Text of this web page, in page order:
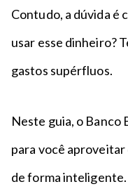
Contudo, a dúvida é
usar esse dinheiro?
gastos supérfluos.
Neste guia, o Banco
para você
de forma